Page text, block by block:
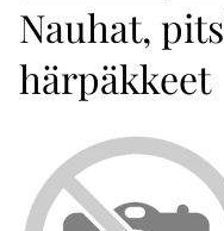
Nauhat,
härpäkkeet